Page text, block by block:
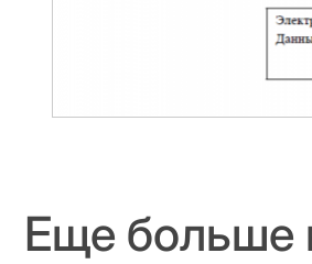
Еще больше